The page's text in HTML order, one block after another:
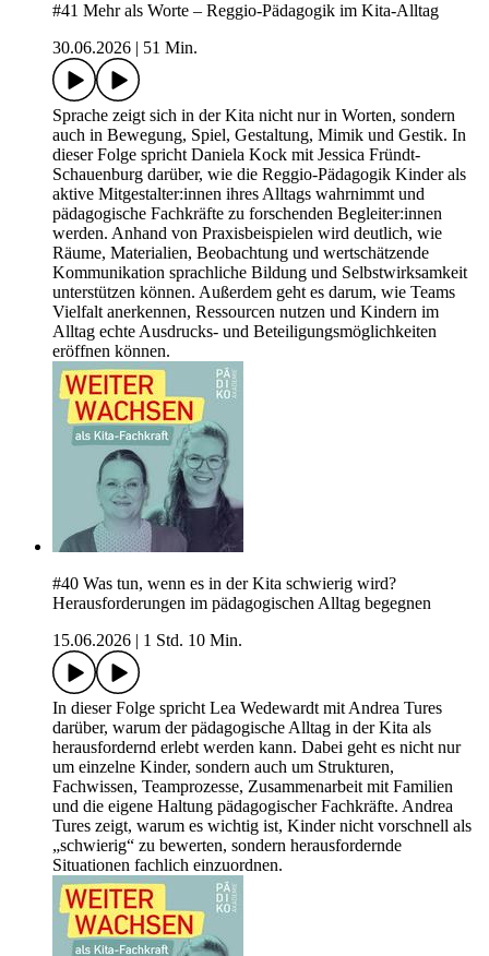
#41 Mehr als Worte – Reggio-Pädagogik im Kita-Alltag
30.06.2026
51 Min.
Sprache zeigt sich in der Kita nicht nur in Worten, sondern
auch in Bewegung, Spiel, Gestaltung, Mimik und Gestik. In
dieser Folge spricht Daniela Kock mit Jessica Fründt-
Schauenburg darüber, wie die Reggio-Pädagogik Kinder als
aktive Mitgestalter:innen ihres Alltags wahrnimmt und
pädagogische Fachkräfte zu forschenden Begleiter:innen
werden. Anhand von Praxisbeispielen wird deutlich, wie
Räume, Materialien, Beobachtung und wertschätzende
Kommunikation sprachliche Bildung und Selbstwirksamkeit
unterstützen können. Außerdem geht es darum, wie Teams
Vielfalt anerkennen, Ressourcen nutzen und Kindern im
Alltag echte Ausdrucks- und Beteiligungsmöglichkeiten
eröffnen können.
#40 Was tun, wenn es in der Kita schwierig wird?
Herausforderungen im pädagogischen Alltag begegnen
15.06.2026
1 Std. 10 Min.
In dieser Folge spricht Lea Wedewardt mit Andrea Tures
darüber, warum der pädagogische Alltag in der Kita als
herausfordernd erlebt werden kann. Dabei geht es nicht nur
um einzelne Kinder, sondern auch um Strukturen,
Fachwissen, Teamprozesse, Zusammenarbeit mit Familien
und die eigene Haltung pädagogischer Fachkräfte. Andrea
Tures zeigt, warum es wichtig ist, Kinder nicht vorschnell als
„schwierig“ zu bewerten, sondern herausfordernde
Situationen fachlich einzuordnen.